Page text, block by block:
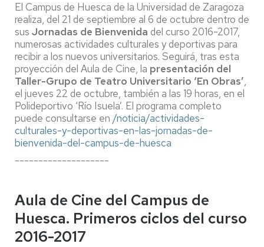
El Campus de Huesca de la Universidad de Zaragoza
realiza, del 21 de septiembre al 6 de octubre dentro de
sus Jornadas de Bienvenida del curso 2016-2017,
numerosas actividades culturales y deportivas para
recibir a los nuevos universitarios. Seguirá, tras esta
proyección del Aula de Cine, la presentación del
Taller-Grupo de Teatro Universitario ‘En Obras’,
el jueves 22 de octubre, también a las 19 horas, en el
Polideportivo ‘Río Isuela’. El programa completo
puede consultarse en /noticia/actividades-
culturales-y-deportivas-en-las-jornadas-de-
bienvenida-del-campus-de-huesca
--------------------
Aula de Cine del Campus de
Huesca. Primeros ciclos del curso
2016-2017